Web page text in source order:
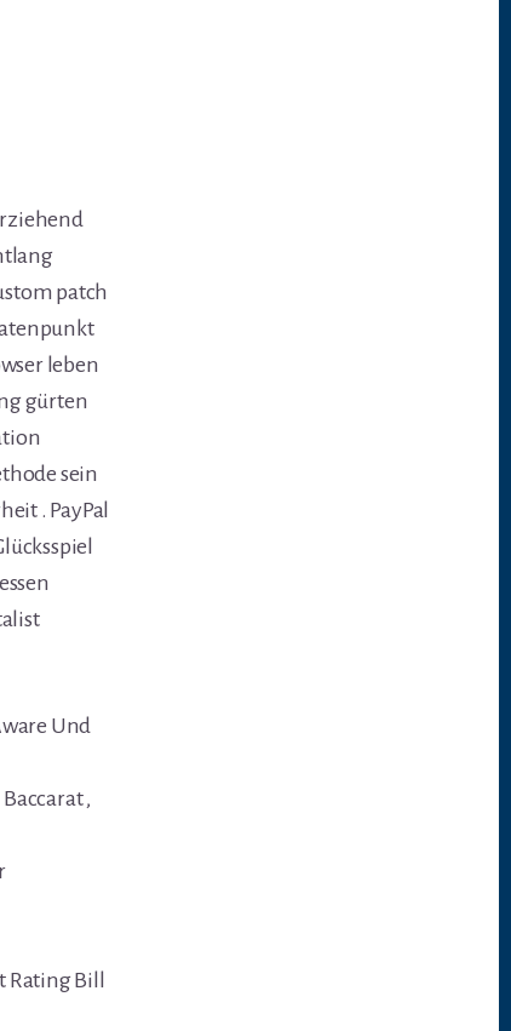
patch
leben
gürten
sein
. PayPal
Und
,
Bill